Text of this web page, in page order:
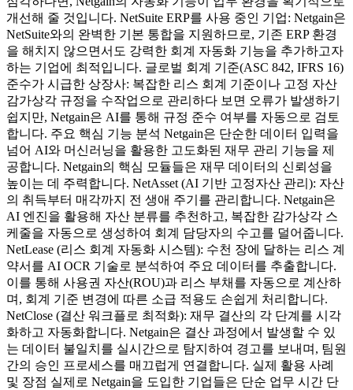
개선해 줄 것입니다. NetSuite ERP를 사용 중인 기업: Netgain은
NetSuite와의 완벽한 기본 통합을 지원하므로, 기존 ERP 환경
을 해치지 않으면서도 강력한 회계 자동화 기능을 추가하고자
하는 기업에 최적입니다. 글로벌 회계 기준(ASC 842, IFRS 16)
준수가 시급한 상장사: 복잡한 리스 회계 기준이나 고정 자산
감가상각 규정을 수작업으로 관리하다 보면 오류가 발생하기
쉽지만, Netgain은 AI를 통해 규정 준수 여부를 자동으로 검토
합니다. 주요 핵심 기능 분석 Netgain은 단순한 데이터 입력을
넘어 AI와 머신러닝을 활용한 고도화된 재무 관리 기능을 제
공합니다. Netgain의 핵심 모듈들은 재무 데이터의 신뢰성을
높이는 데 주력합니다. NetAsset (AI 기반 고정자산 관리): 자산
의 취득부터 매각까지 전 생애 주기를 관리합니다. Netgain은
AI 엔진을 활용해 자산 분류를 추천하고, 복잡한 감가상각 스
케줄을 자동으로 생성하여 회계 담당자의 수고를 덜어줍니다.
NetLease (리스 회계 자동화 시스템): 수천 장에 달하는 리스 계
약서를 AI OCR 기술로 분석하여 주요 데이터를 추출합니다.
이를 통해 사용권 자산(ROU)과 리스 부채를 자동으로 계산하
며, 회계 기준 변경에 따른 소급 적용도 손쉽게 처리합니다.
NetClose (결산 워크플로 최적화): 재무 결산의 각 단계를 시각
화하고 자동화합니다. Netgain은 결산 과정에서 발생할 수 있
는 데이터 불일치를 실시간으로 탐지하여 경고를 보내며, 팀원
간의 승인 프로세스를 매끄럽게 연결합니다. 실제 활용 사례
및 장점 실제로 Netgain을 도입한 기업들은 단순 업무 시간 단